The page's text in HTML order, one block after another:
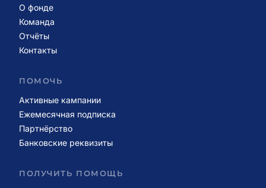
О фонде
Команда
Отчёты
Контакты
ПОМОЧЬ
Активные кампании
Ежемесячная подписка
Партнёрство
Банковские реквизиты
ПОЛУЧИТЬ ПОМОЩЬ